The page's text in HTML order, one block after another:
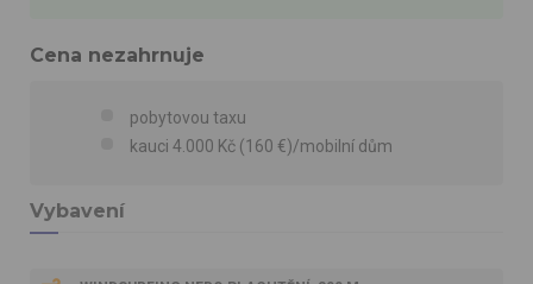
Cena nezahrnuje
pobytovou taxu
kauci 4.000 Kč (160 €)/mobilní dům
Vybavení